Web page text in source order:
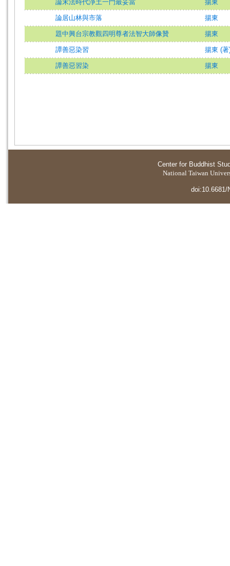
論末法時代淨土一門最妥當 揚東
論居山林與市落 揚東
題中興台宗教觀四明尊者法智大師像贊 揚東
譚善惡染習 揚東 (著
譚善惡習染 揚東
Center for Buddhist
National Taiwan
doi:10.6681/